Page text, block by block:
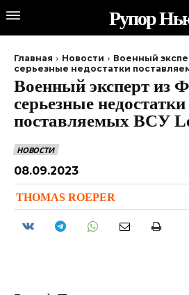
Рупор
Главная Новости
Военный
серьезные недостатки
Военный эксперт из
серьезные недостатки
поставляемых ВСУ
НОВОСТИ
08.09.2023
THOMAS ROEPER